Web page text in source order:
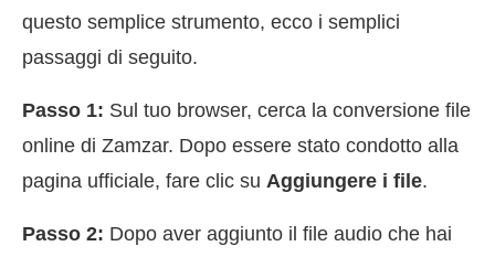
questo semplice strumento, ecco i semplici
passaggi di seguito.
Passo 1: Sul tuo browser, cerca la conversione file
online di Zamzar. Dopo essere stato condotto alla
pagina ufficiale, fare clic su Aggiungere i file.
Passo 2: Dopo aver aggiunto il file audio che hai